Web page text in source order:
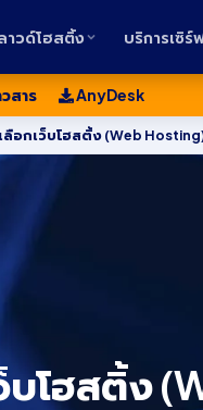
าวด์โฮสติ้ง บริการเซิร์
วสาร AnyDesk
บโฮสติ้ง